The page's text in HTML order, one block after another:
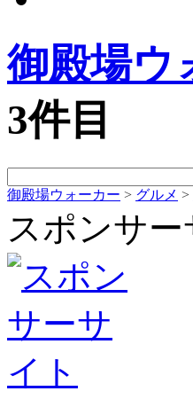
御殿場ウ
3件目
御殿場ウォーカー > グルメ >
スポンサー